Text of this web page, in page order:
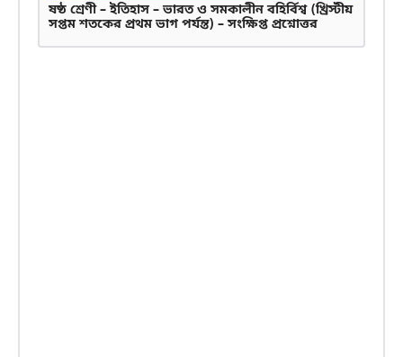
ষষ্ঠ শ্রেণী – ইতিহাস – ভারত ও সমকালীন বহির্বিশ্ব (খ্রিস্টীয়
সপ্তম শতকের প্রথম ভাগ পর্যন্ত) – সংক্ষিপ্ত প্রশ্নোত্তর